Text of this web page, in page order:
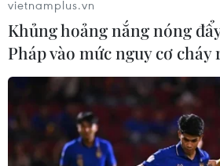
hình ảnh “nóng” lên mạng xã hội
và gửi cho bạn bè, người thân
trong gia đình để uy hiếp đòi nợ.
vietnamplus.vn
Khủng hoảng nắng nóng
Pháp vào mức nguy cơ cháy